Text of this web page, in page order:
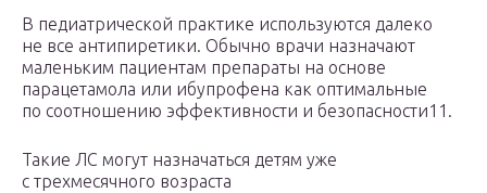
В педиатрической практике используются далеко
не все антипиретики. Обычно врачи назначают
маленьким пациентам препараты на основе
парацетамола или ибупрофена как оптимальные
по соотношению эффективности и безопасности11.
Такие ЛС могут назначаться детям уже
с трехмесячного возраста